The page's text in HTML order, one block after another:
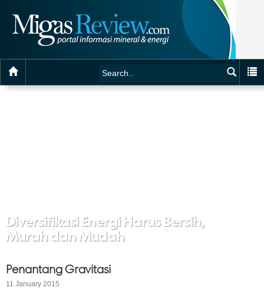
Diversifikasi Energi Harus Bersih,
Murah dan Mudah
Penantang Gravitasi
11 January 2015